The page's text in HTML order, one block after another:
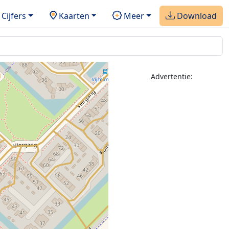
Cijfers Kaarten Meer Download
Advertentie: